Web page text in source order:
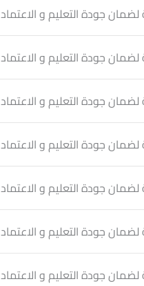
لضمان جودة التعليم و الاعتماد
لضمان جودة التعليم و الاعتماد
لضمان جودة التعليم و الاعتماد
لضمان جودة التعليم و الاعتماد
لضمان جودة التعليم و الاعتماد
لضمان جودة التعليم و الاعتماد
لضمان جودة التعليم و الاعتماد